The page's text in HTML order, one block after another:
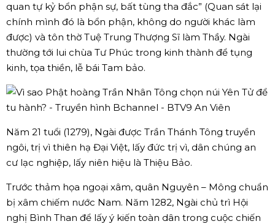
quan tự kỷ bổn phận sự, bất tùng tha đắc” (Quan sát lại
chính mình đó là bổn phận, không do người khác làm
được) và tôn thờ Tuệ Trung Thượng Sĩ làm Thầy. Ngài
thường tới lui chùa Tư Phúc trong kinh thành để tụng
kinh, tọa thiền, lễ bái Tam bảo.
Năm 21 tuổi (1279), Ngài được Trần Thánh Tông truyền
ngôi, trị vì thiên hạ Đại Việt, lấy đức trị vì, dân chúng an
cư lạc nghiệp, lấy niên hiệu là Thiệu Bảo.
Trước thảm họa ngoại xâm, quân Nguyên – Mông chuẩn
bị xâm chiếm nước Nam. Năm 1282, Ngài chủ trì Hội
nghị Bình Than để lấy ý kiến toàn dân trong cuộc chiến